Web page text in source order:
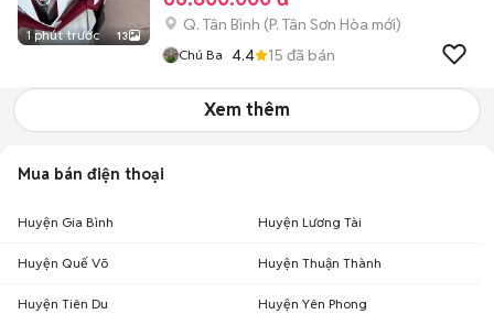
1 phút trước 13
Q. Tân Bình (P. Tân Sơn Hòa mới)
Chú Ba 4.4 15 đã bán
Xem thêm
Mua bán điện thoại
Huyện Gia Bình Huyện Lương Tài
Huyện Quế Võ Huyện Thuận Thành
Huyện Tiên Du Huyện Yên Phong